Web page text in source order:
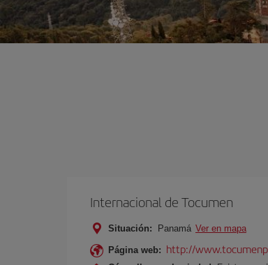
Internacional de Tocumen
Situación: Panam Ver en mapa
Página web: http://